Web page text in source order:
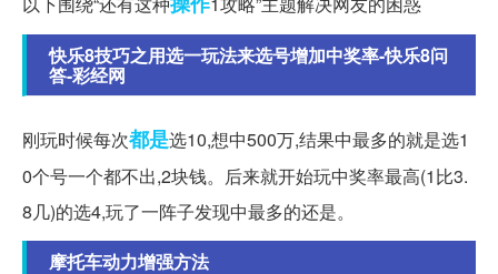
快乐8技巧之用选一玩法来选号增加中奖率-快乐8问
答-彩经网
刚玩时候每次都是选10,想中500万,结果中最多的就是选1
0个号一个都不出,2块钱。后来就开始玩中奖率最高(1比3.
8几)的选4,玩了一阵子发现中最多的还是。
摩托车动力增强方法